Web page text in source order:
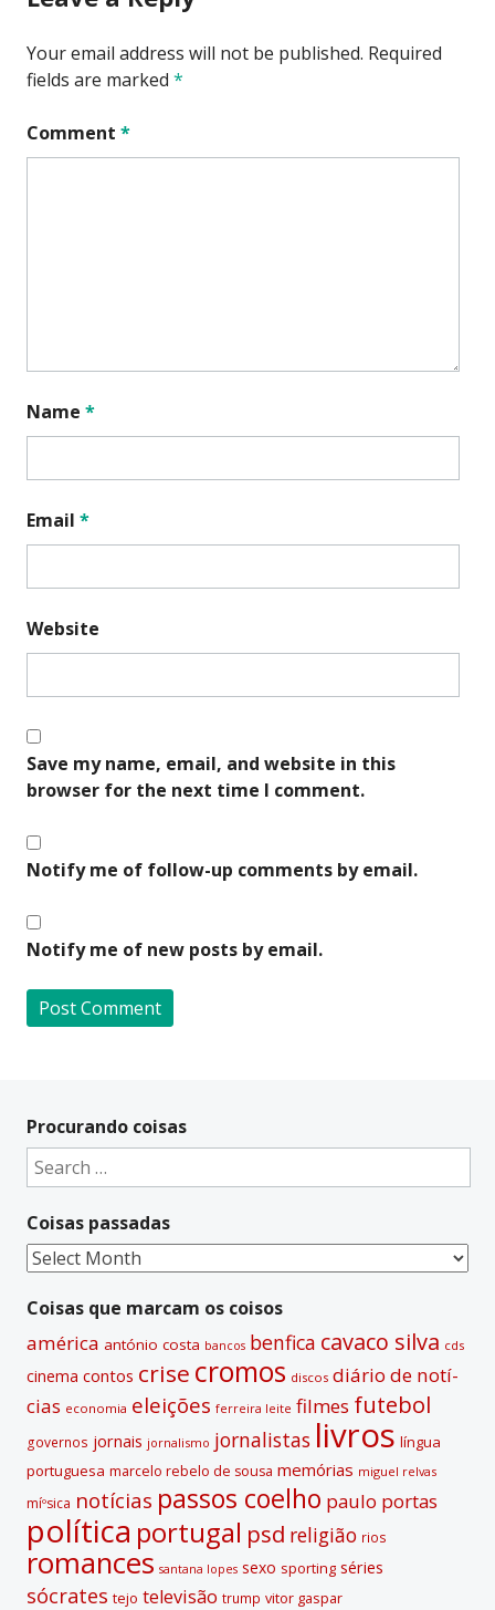
Your email address will not be published. Required
fields are marked *
Comment *
Name *
Email *
Website
Save my name, email, and website in this
browser for the next time I comment.
Notify me of follow-up comments by email.
Notify me of new posts by email.
t
e
a
t
i
v
Procurando coisas
Search
for:
Coisas passadas
Coisas
Coisas que marcam os coisos
américa antónio costa bancos benfica cavaco silva cds
cinema contos crise cromos discos diário de notí­
cias economia eleições ferreira leite filmes futebol
governos jornais jornalismo jornalistas livros lí­ngua
portuguesa marcelo rebelo de sousa memórias miguel relvas
míºsica notí­cias passos coelho paulo portas
polí­tica portugal psd religião rios
romances santana lopes sexo sporting séries
sócrates tejo televisão trump vitor gaspar